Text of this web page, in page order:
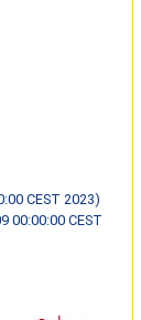
CEST 2023)
00:00:00 CEST